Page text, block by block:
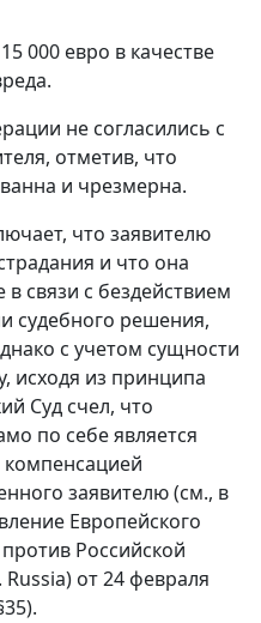
000 евро в качестве
не согласились с
отметив, что
и чрезмерна.
что заявителю
и что она
связи с бездействием
судебного решения,
с учетом сущности
исходя из принципа
Суд счел, что
по себе является
заявителю (см., в
Европейского
Российской
от 24 февраля
).